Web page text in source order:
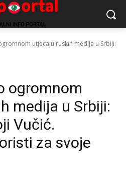
utjecaju ruskih medija u Srbiji:
ogromnom
medija u Srbiji:
Vučić.
za svoje